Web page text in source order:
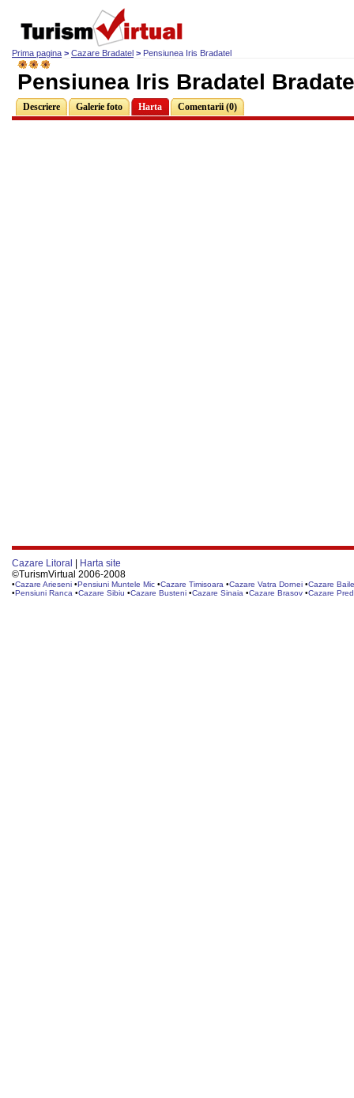
Prima pagina > Cazare Bradatel > Pensiunea Iris Bradatel
Pensiunea Iris Bradatel
Descriere Galerie foto Harta Comentarii (0)
Cazare Litoral
Harta site
©TurismVirtual 2006-2008
•Cazare Arieseni •Pensiuni Muntele Mic •Cazare Timisoara •Cazare Vatra Dornei •Cazare
•Pensiuni Ranca •Cazare Sibiu •Cazare Busteni •Cazare Sinaia •Cazare Brasov •Cazare